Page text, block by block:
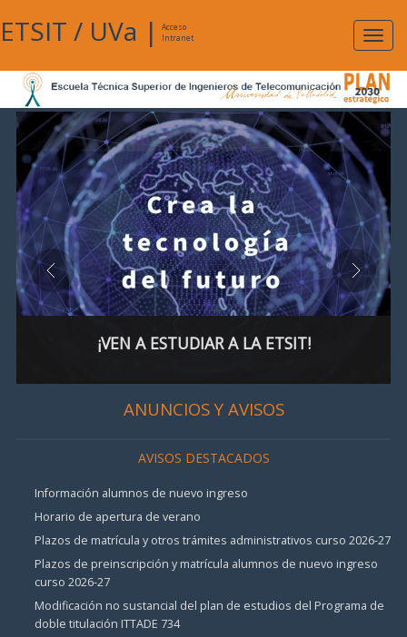
ETSIT / UVa |
Acceso
Intranet
¡VEN A ESTUDIAR A LA ETSIT!
ANUNCIOS Y AVISOS
AVISOS DESTACADOS
Información alumnos de nuevo ingreso
Horario de apertura de verano
Plazos de matrícula y otros trámites administrativos curso 2026-27
Plazos de preinscripción y matrícula alumnos de nuevo ingreso
curso 2026-27
Modificación no sustancial del plan de estudios del Programa de
doble titulación ITTADE 734